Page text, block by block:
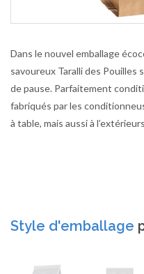
Dans le nouvel emballage
savoureux Taralli des Pouilles
de pause. Parfaitement
fabriqués par les
à table, mais aussi à
Style d'emballage